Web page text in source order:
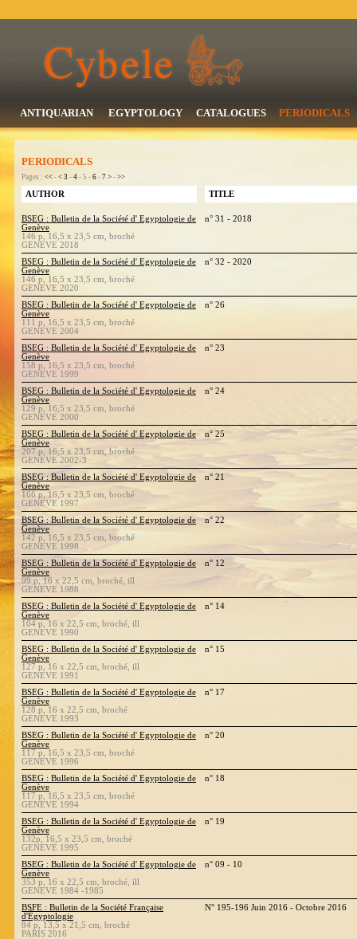
ANTIQUARIAN EGYPTOLOGY CATALOGUES PERIODICALS
PERIODICALS
Pages : << - < 3 - 4 - 5 - 6 - 7 > - >>
AUTHOR TITLE
BSEG : Bulletin de la Société d' Egyptologie de
Genève
146 p, 16,5 x 23,5 cm, broché
GENEVE 2018
n° 31 - 2018
BSEG : Bulletin de la Société d' Egyptologie de
Genève
146 p, 16,5 x 23,5 cm, broché
GENEVE 2020
n° 32 - 2020
BSEG : Bulletin de la Société d' Egyptologie de
Genève
111 p, 16,5 x 23,5 cm, broché
GENEVE 2004
n° 26
BSEG : Bulletin de la Société d' Egyptologie de
Genève
158 p, 16,5 x 23,5 cm, broché
GENEVE 1999
n° 23
BSEG : Bulletin de la Société d' Egyptologie de
Genève
129 p, 16,5 x 23,5 cm, broché
GENEVE 2000
n° 24
BSEG : Bulletin de la Société d' Egyptologie de
Genève
207 p, 16,5 x 23,5 cm, broché
GENEVE 2002-3
n° 25
BSEG : Bulletin de la Société d' Egyptologie de
Genève
166 p, 16,5 x 23,5 cm, broché
GENEVE 1997
n° 21
BSEG : Bulletin de la Société d' Egyptologie de
Genève
142 p, 16,5 x 23,5 cm, broché
GENEVE 1998
n° 22
BSEG : Bulletin de la Société d' Egyptologie de
Genève
99 p, 16 x 22,5 cm, broché, ill
GENEVE 1988
n° 12
BSEG : Bulletin de la Société d' Egyptologie de
Genève
104 p, 16 x 22,5 cm, broché, ill
GENEVE 1990
n° 14
BSEG : Bulletin de la Société d' Egyptologie de
Genève
127 p, 16 x 22,5 cm, broché, ill
GENEVE 1991
n° 15
BSEG : Bulletin de la Société d' Egyptologie de
Genève
128 p, 16 x 22,5 cm, broché
GENEVE 1993
n° 17
BSEG : Bulletin de la Société d' Egyptologie de
Genève
117 p, 16,5 x 23,5 cm, broché
GENEVE 1996
n° 20
BSEG : Bulletin de la Société d' Egyptologie de
Genève
117 p, 16,5 x 23,5 cm, broché
GENEVE 1994
n° 18
BSEG : Bulletin de la Société d' Egyptologie de
Genève
132p, 16,5 x 23,5 cm, broché
GENEVE 1995
n° 19
BSEG : Bulletin de la Société d' Egyptologie de
Genève
353 p, 16 x 22,5 cm, broché, ill
GENEVE 1984 -1985
n° 09 - 10
BSFE : Bulletin de la Société Française
d'Égyptologie
84 p, 13,5 x 21,5 cm, broché
PARIS 2016
N° 195-196 Juin 2016 - Octobre 2016